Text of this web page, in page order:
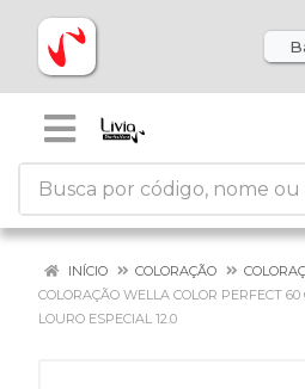
INÍCIO COLORAÇÃO
COLORAÇÃO WELLA COLOR PERFECT 60
LOURO ESPECIAL 12.0